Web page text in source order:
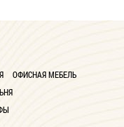
ОФИСНАЯ МЕБЕЛЬ